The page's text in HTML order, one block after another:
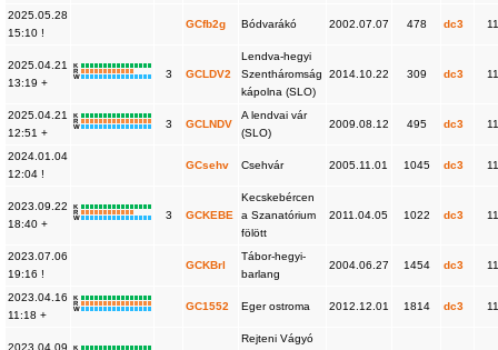
2025.05.28
15:10 !
GCfb2g Bódvarákó 2002.07.07 478 dc3
2025.04.21
13:19 +
K
R
W
3 GCLDV2
Lendva-hegyi
Szentháromság
kápolna (SLO)
2014.10.22 309 dc3
2025.04.21
12:51 +
K
R
W
3 GCLNDV
A lendvai vár
(SLO)
2009.08.12 495 dc3
2024.01.04
12:04 !
GCsehv Csehvár 2005.11.01 1045 dc3
2023.09.22
18:40 +
K
R
W
3 GCKEBE
Kecskebércen
a Szanatórium
fölött
2011.04.05 1022 dc3
2023.07.06
19:16 !
GCKBrl
Tábor-hegyi-
barlang
2004.06.27 1454 dc3
2023.04.16
11:18 +
K
R
W
GC1552 Eger ostroma 2012.12.01 1814 dc3
2023.04.09
K
Rejteni Vágyó